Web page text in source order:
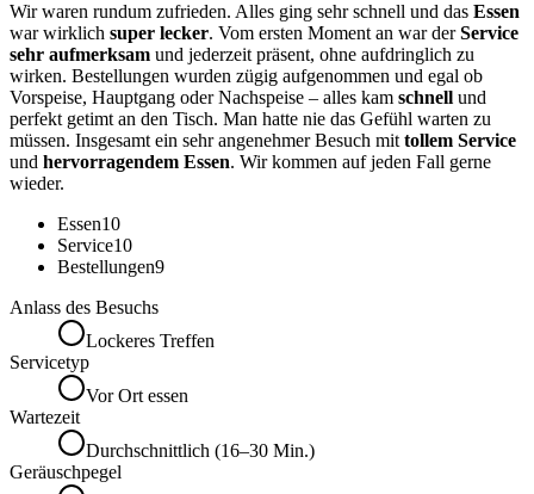
Wir waren rundum zufrieden. Alles ging sehr schnell und das Essen
war wirklich super lecker. Vom ersten Moment an war derService
sehr aufmerksam und jederzeit präsent, ohne aufdringlich zu
wirken. Bestellungen wurden zügig aufgenommen und egal ob
Vorspeise, Hauptgang oder Nachspeise – alles kam schnell und
perfekt getimt an den Tisch. Man hatte nie das Gefühl warten zu
müssen. Insgesamt ein sehr angenehmer Besuch mit tollem Service
und hervorragendem Essen. Wir kommen auf jeden Fall gerne
wieder.
Essen10
Service10
Bestellungen9
Anlass des Besuchs
Lockeres Treffen
Servicetyp
Vor Ort essen
Wartezeit
Durchschnittlich (16–30 Min.)
Geräuschpegel